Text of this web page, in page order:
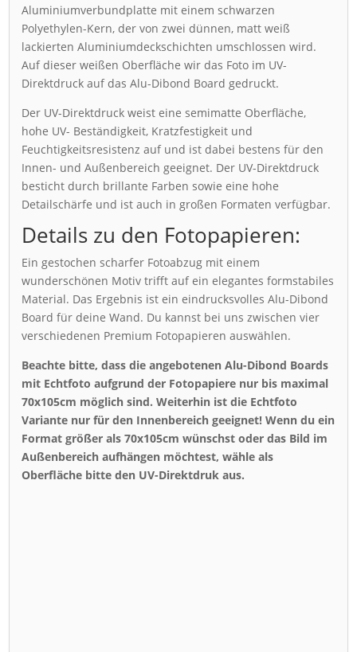
Aluminiumverbundplatte mit einem schwarzen
Polyethylen-Kern, der von zwei dünnen, matt weiß
lackierten Aluminiumdeckschichten umschlossen wird.
Auf dieser weißen Oberfläche wir das Foto im UV-
Direktdruck auf das Alu-Dibond Board gedruckt.
Der UV-Direktdruck weist eine semimatte Oberfläche,
hohe UV- Beständigkeit, Kratzfestigkeit und
Feuchtigkeitsresistenz auf und ist dabei bestens für den
Innen- und Außenbereich geeignet. Der UV-Direktdruck
besticht durch brillante Farben sowie eine hohe
Detailschärfe und ist auch in großen Formaten verfügbar.
Details zu den Fotopapieren:
Ein gestochen scharfer Fotoabzug mit einem
wunderschönen Motiv trifft auf ein elegantes formstabiles
Material. Das Ergebnis ist ein eindrucksvolles Alu-Dibond
Board für deine Wand. Du kannst bei uns zwischen vier
verschiedenen Premium Fotopapieren auswählen.
Beachte bitte, dass die angebotenen Alu-Dibond Boards
mit Echtfoto aufgrund der Fotopapiere nur bis maximal
70x105cm möglich sind. Weiterhin ist die Echtfoto
Variante nur für den Innenbereich geeignet! Wenn du ein
Format größer als 70x105cm wünschst oder das Bild im
Außenbereich aufhängen möchtest, wähle als
Oberfläche bitte den UV-Direktdruk aus.